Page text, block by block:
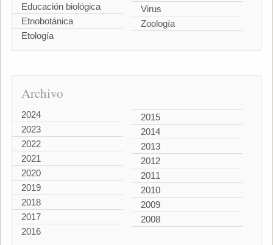
Educación biológica
Etnobotánica
Etología
Virus
Zoología
Archivo
2024
2023
2022
2021
2020
2019
2018
2017
2016
2015
2014
2013
2012
2011
2010
2009
2008